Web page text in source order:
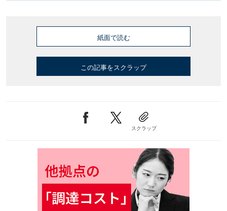
紙面で読む
この記事をスクラップ
スクラップ